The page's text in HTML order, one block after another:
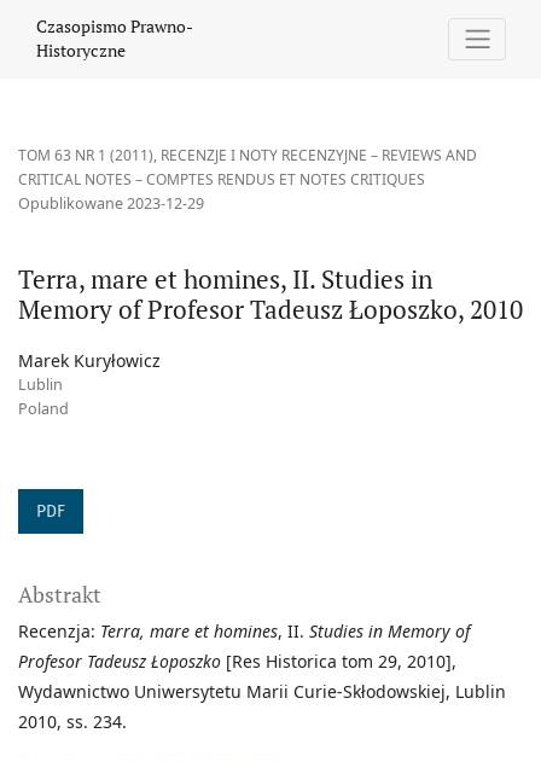
Czasopismo Prawno-
Historyczne
TOM 63 NR 1 (2011), RECENZJE I NOTY RECENZYJNE – REVIEWS AND
CRITICAL NOTES – COMPTES RENDUS ET NOTES CRITIQUES
Terra, mare et homines, II. Studies in
Memory of Profesor Tadeusz Łoposzko, 2010
Opublikowane 2023-12-29
Marek Kuryłowicz
Lublin
Poland
PDF
Abstrakt
Recenzja: Terra, mare et homines, II. Studies in Memory of
Profesor Tadeusz Łoposzko [Res Historica tom 29, 2010],
Wydawnictwo Uniwersytetu Marii Curie-Skłodowskiej, Lublin
2010, ss. 234.